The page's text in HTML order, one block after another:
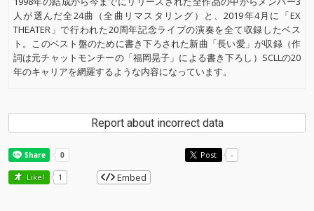
人が選んだ全24曲（全曲リマスタリング）と、2019年4月に「EX
THEATER」で行われた20周年記念ライブの演奏を全て収録したベス
ト。このベスト盤のために書き下ろされた新曲「長い愛」が収録（作
詞は元チャットモンチーの「福岡晃子」による書き下ろし）SCLLの20
年のキャリアを網羅するような内容になっています。
Report about incorrect data
Post -
Like! 1 Embed